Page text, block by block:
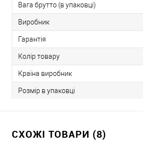
Вага брутто (в упаковці)
Виробник
Гарантія
Колір товару
Країна виробник
Розмір в упаковці
СХОЖІ ТОВАРИ (8)